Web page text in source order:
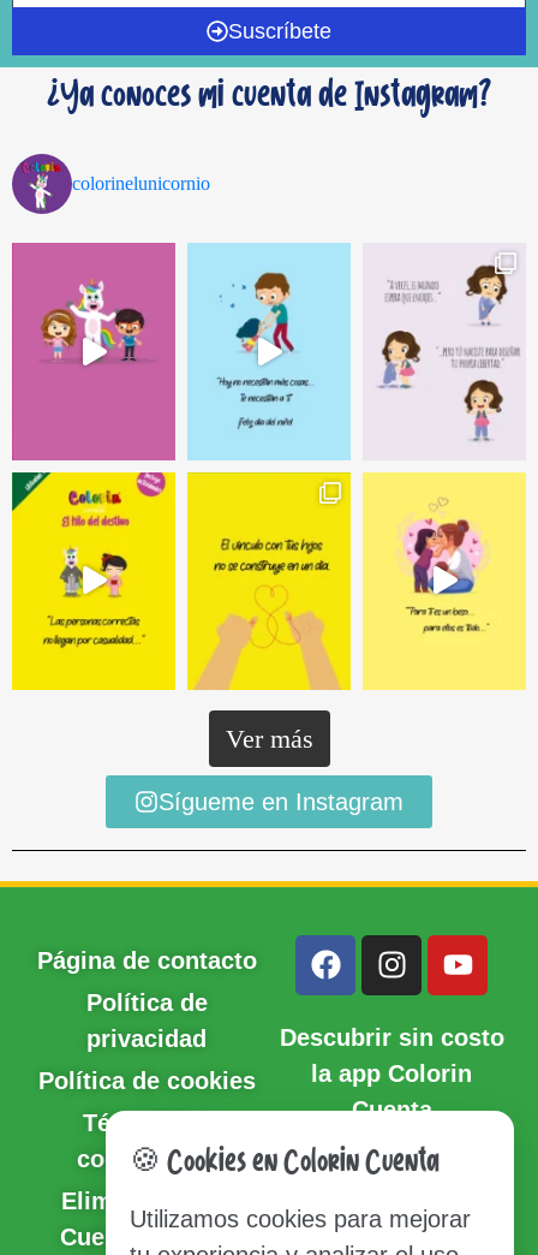
Suscríbete
¿Ya conoces mi cuenta de Instagram?
colorinelunicornio
Ver más
Sígueme en Instagram
Página de contacto
Política de
privacidad
Política de cookies
Términos y
condiciones
Eliminación de
Cuenta y Datos
Descubrir sin costo
la app Colorin
Cuenta
🍪 Cookies en Colorin Cuenta
Utilizamos cookies para mejorar